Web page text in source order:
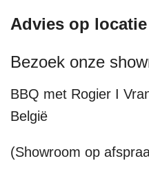
Advies op locatie
Bezoek onze
BBQ met Rogier I
België
(Showroom op